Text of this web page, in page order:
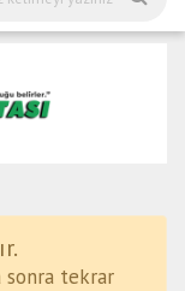
sonra tekrar